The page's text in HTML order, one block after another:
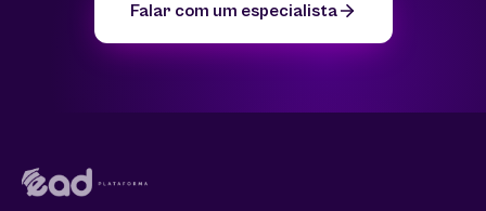
Falar com um especialista